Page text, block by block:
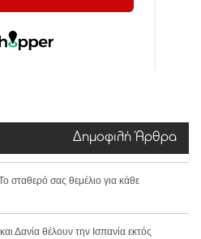
Δημοφιλή Άρθρα
σταθερό σας θεμέλιο για κάθε
Δανία θέλουν την Ισπανία εκτός